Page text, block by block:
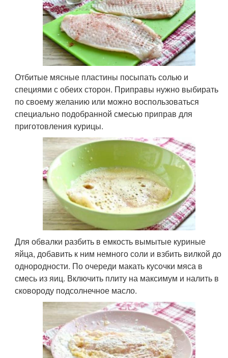
Отбитые мясные пластины посыпать солью и
специями с обеих сторон. Приправы нужно выбирать
по своему желанию или можно воспользоваться
специально подобранной смесью приправ для
приготовления курицы.
Для обвалки разбить в емкость вымытые куриные
яйца, добавить к ним немного соли и взбить вилкой до
однородности. По очереди макать кусочки мяса в
смесь из яиц. Включить плиту на максимум и налить в
сковороду подсолнечное масло.